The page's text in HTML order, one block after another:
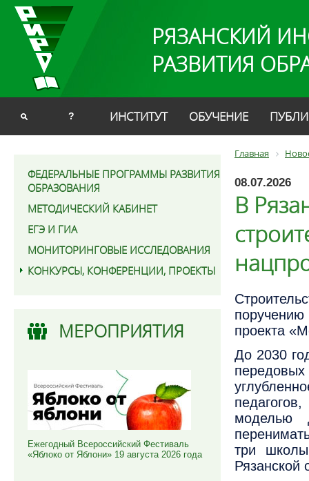
РЯЗАНСКИЙ
РАЗВИТИЯ
? ИНСТИТУТ ОБУЧЕНИЕ
ФЕДЕРАЛЬНЫЕ ПРОГРАММЫ РАЗВИТИЯ
ОБРАЗОВАНИЯ
МЕТОДИЧЕСКИЙ КАБИНЕТ
ЕГЭ И ГИА
МОНИТОРИНГОВЫЕ ИССЛЕДОВАНИЯ
КОНКУРСЫ, КОНФЕРЕНЦИИ, ПРОЕКТЫ
МЕРОПРИЯТИЯ
Ежегодный Всероссийский Фестиваль
«Яблоко от Яблони» 19 августа 2026 года
Главная
08.07.2026
В
проекта
До 2030
моделью
три
Рязанской